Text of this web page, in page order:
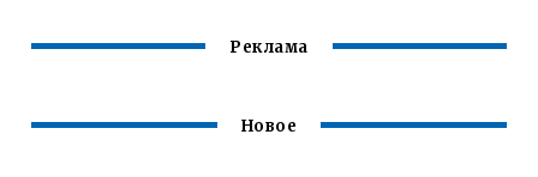
Реклама
Новое